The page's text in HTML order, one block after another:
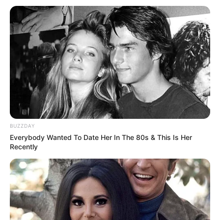
Langenwolschendorf:
Waldbad "Herzog Ernst" - Im Schüsselgrund von
Trockenborn-Wolfersdorf kann ein Waldbad mit
einem 4.000 m² großen Becken besucht werden,
das 1934 von Herzog Ernst II. gestiftet wurde. Das
Wasser stammt von der Quelle des Rothehofbaches,
weshalb es sehr weich ist. Kurzinformationen unter
Waldbad Herzog Ernst.
Erlebnisbad bietet Badespaß für die ganze Familie.
Informationen unter
Ferienlandeisenbahn Crispendorf (bei Schleiz) -
Eine seltene Sehenswürdigkeit für Groß und Klein
im Saale-Orla-Kreis mit historischen Wurzeln. Die
kleine Eisenbahn mit ihrem besonderen Fuhrpark
befindet sich im schönen Tal der Wisenta unweit von
BUZZDAY
Everybody Wanted To Date Her In The 80s & This Is Her
Recently